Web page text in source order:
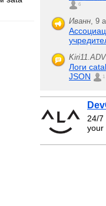
6
Иванн, 9
Логи
JSON
1
24/7
your